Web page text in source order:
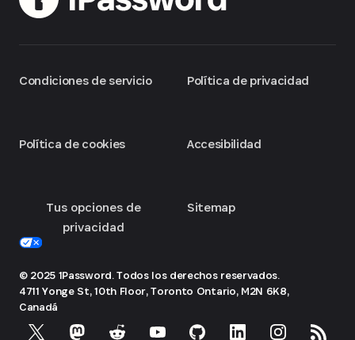
Condiciones de servicio
Política de cookies
Tus opciones de
privacidad
Política de privacidad
Accesibilidad
Sitemap
© 2025 1Password. Todos los derechos reservados.
4711 Yonge St, 10th Floor, Toronto Ontario, M2N 6K8,
Canadá